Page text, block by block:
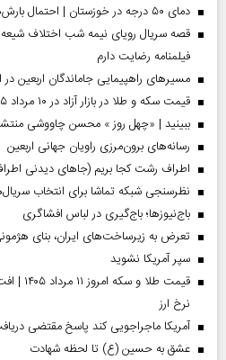
دمای ۵۰ درجه در خوزستان | احتمال بارش‌های سیل‌آسا در ۳ استان
قصه سریال رویای نیمه شب اختلاف
فیلمنامه رضایت دارم
مسیر‌های راهپیمایی جاماندگان اربعین در
قیمت سکه و طلا در بازار آزاد در ۱۰ مرداد ۱۴۰۵
ببینید | «چهل روز » محسن چاووشی
رسانه‌های برون‌مرزی راویان جهانی اربعین
اطراف رشت کجا بریم (جاهای دیدنی
نظرسنجی شبکه تماشا برای انتخاب
باج‌نیوزها؛ باج‌گیری در لباس افشاگری
تعرض به زیرساخت‌های ایران، بنای
سپر آمریکا نشوید
قیمت
نرخ ارز
آمریکا ماجراجویی کند پاسخ مقتضی
عشق به حسین (ع) تا لحظه شهادت